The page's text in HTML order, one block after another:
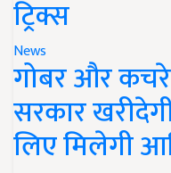
ट्रिक्स
News
गोबर और
सरकार
लिए मिलेगी